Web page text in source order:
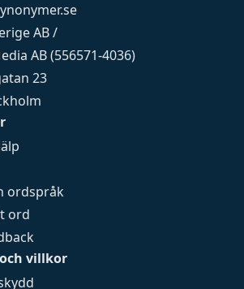
ordspråk
ord
villkor
AB /
AB (556571-4036)
23